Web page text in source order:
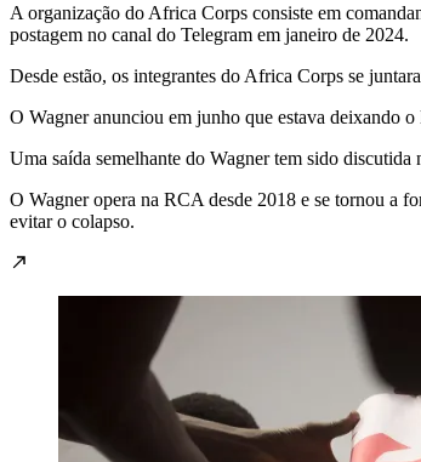
A organização do Africa Corps consiste em
postagem no canal do Telegram em janeiro de 2024.
Desde estão, os integrantes do Africa Corps se
O Wagner anunciou em junho que estava deixando
Uma saída semelhante do Wagner tem sido
O Wagner opera na RCA desde 2018 e se tornou a
evitar o colapso.